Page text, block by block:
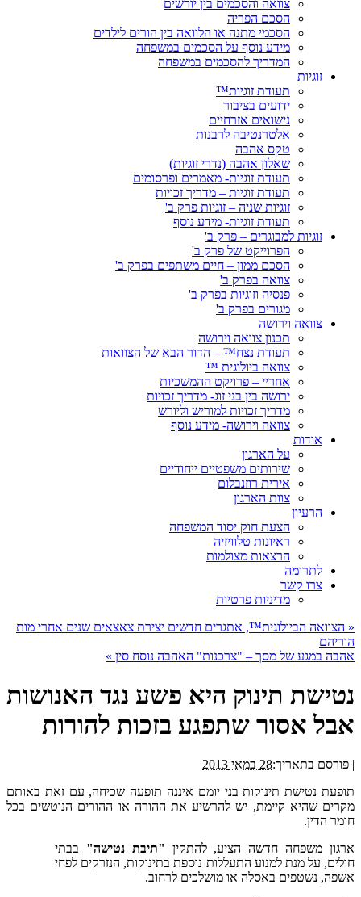
צוואה והסכמים בין יורשים
הסכם הפריה
הסכמי מתנה או הלוואה בין הורים לילדים
מידע נוסף על הסכמים במשפחה
המדריך להסכמים במשפחה
זוגיות
תעודת זוגיות™
ידועים בציבור
נישואים אזרחיים
אלטרנטיבה לרבנות
טקס אהבה
שאלון אהבה (נדרי זוגיות)
תעודת זוגיות- מאמרים ופרסומים
תעודת זוגיות – מדריך זכויות
זוגיות שניה – זוגיות פרק ב'
תעודת זוגיות- מידע נוסף
זוגיות למבוגרים – פרק ב'
הפרוייקט של פרק ב'
הסכם ממון – חיים משתפים בפרק ב'
צוואה בפרק ב'
פנסיה וזוגיות בפרק ב'
מגורים בפרק ב'
צוואה וירושה
תכנון צוואה וירושה
תעודת נצח™ – הדור הבא של הצוואות
צוואה ביולוגית ™
אחריי – פרויקט ההמשכיות
ירושה בין בני זוג- מדריך זכויות
מדריך זכויות למוריש וליורש
צוואה וירושה- מידע נוסף
אודות
על הארגון
שירותים משפטיים ייחודיים
אירית רוזנבלום
צוות הארגון
הרעיון
הצעת חוק יסוד המשפחה
ראיונות טלוויזיה
הרצאות מצולמות
לתרומה
צרו קשר
מדיניות פרטיות
« הצוואה הביולוגית™, אתגרים חדשים יצירת צאצאים שנים אחרי מות
הוריהם
אהבה במגע של מסך – "צרכנות" האהבה נוסח סין »
נטישת תינוק היא פשע נגד האנושות
אבל אסור שתפגע בזכות להורות
| פורסם בתאריך:28 במאי 2013
תופעת נטישת תינוקות בני יומם איננה תופעה שכיחה, עם זאת באותם
מקרים שהיא קיימת, יש להרשיע את ההורה או ההורים הנוטשים בכל
חומר הדין.
ארגון משפחה חדשה הציע, להתקין
"תיבת נטישה" בבתי
חולים, על מנת למנוע התעללות נוספת בתינוקות, הנזרקים לפחי
אשפה, נשטפים באסלה או מושלכים לרחוב.